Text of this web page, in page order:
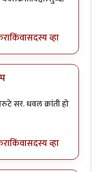
किंवासदस्य व्हा
सर. धवल क्रांती हो
किंवासदस्य व्हा